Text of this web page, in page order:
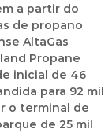
a partir do
de propano
AltaGas
Propane
inicial de 46
para 92 mil
o terminal de
de 25 mil